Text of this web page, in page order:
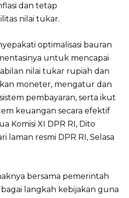
dan tetap
nilai tukar.
optimalisasi bauran
untuk mencapai
nilai tukar rupiah dan
moneter, mengatur dan
pembayaran, serta ikut
keuangan secara efektif
Komisi XI DPR RI, Dito
laman resmi DPR RI, Selasa
bersama pemerintah
langkah kebijakan guna